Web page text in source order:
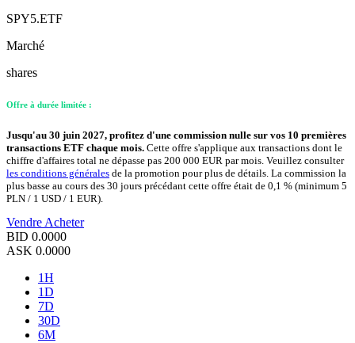
SPY5.ETF
Marché
shares
Offre à durée limitée :
Jusqu'au 30 juin 2027, profitez d'une commission nulle sur vos 10 premières
transactions ETF chaque mois. Cette offre s'applique aux transactions dont le
chiffre d'affaires total ne dépasse pas 200 000 EUR par mois. Veuillez consulter
les conditions générales de la promotion pour plus de détails. La commission la
plus basse au cours des 30 jours précédant cette offre était de 0,1 % (minimum 5
PLN / 1 USD / 1 EUR).
Vendre Acheter
BID 0.0000
ASK 0.0000
1H
1D
7D
30D
6M